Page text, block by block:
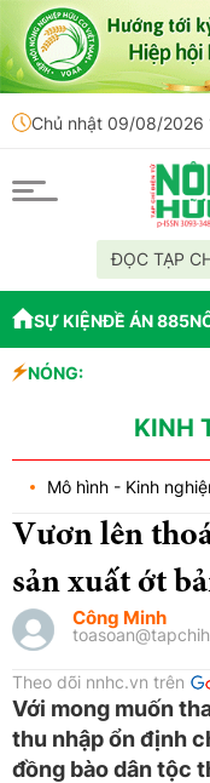
Chủ nhật 09/08/2026
ĐỌC TẠP
SỰ KIỆNĐỀ ÁN 885
NÓNG:
KINH
Mô hình - Kinh
Vươn lên
sản xuất ớt
Công Minh
Theo dõi nnhc.vn trên
Với mong muốn
thu nhập ổn định
đồng bào dân tộc